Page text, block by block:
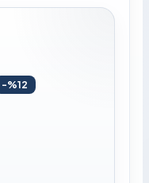
-%12